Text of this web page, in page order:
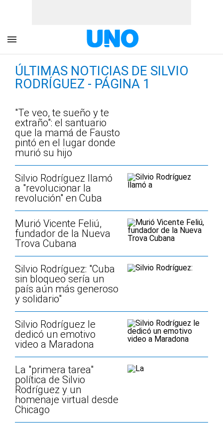
ÚLTIMAS NOTICIAS DE SILVIO
RODRÍGUEZ - PÁGINA 1
"Te veo, te sueño y te
extraño": el santuario
que la mamá de Fausto
pintó en el lugar donde
murió su hijo
Silvio Rodríguez llamó
a "revolucionar la
revolución" en Cuba
Murió Vicente Feliú,
fundador de la Nueva
Trova Cubana
Silvio Rodríguez: "Cuba
sin bloqueo sería un
país aún más generoso
y solidario"
Silvio Rodríguez le
dedicó un emotivo
video a Maradona
La "primera tarea"
política de Silvio
Rodríguez y un
homenaje virtual desde
Chicago